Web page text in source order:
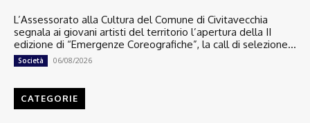
L’Assessorato alla Cultura del Comune di Civitavecchia
segnala ai giovani artisti del territorio l’apertura della II
edizione di “Emergenze Coreografiche”, la call di selezione...
Società 06/08/2026
CATEGORIE